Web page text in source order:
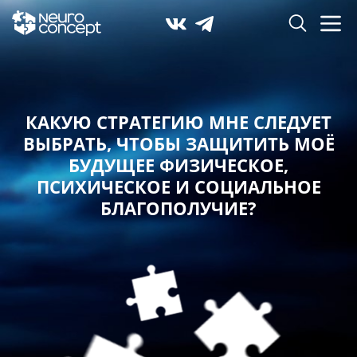
КАКУЮ СТРАТЕГИЮ МНЕ СЛЕДУЕТ
ВЫБРАТЬ,ЧТОБЫ ЗАЩИТИТЬ МОЁ
БУДУЩЕЕ ФИЗИЧЕСКОЕ,
ПСИХИЧЕСКОЕ И СОЦИАЛЬНОЕ
БЛАГОПОЛУЧИЕ?